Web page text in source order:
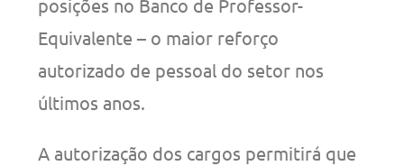
posições no Banco de Professor-
Equivalente – o maior reforço
autorizado de pessoal do setor nos
últimos anos.
A autorização dos cargos permitirá que